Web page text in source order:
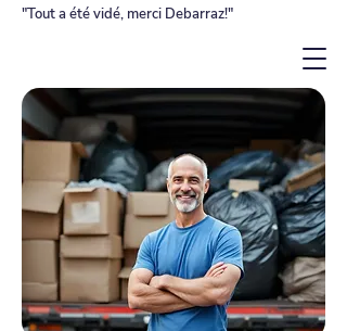
"Tout a été vidé, merci Debarraz!"